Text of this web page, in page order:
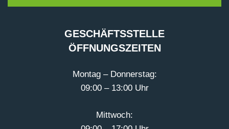
GESCHÄFTSSTELLE
ÖFFNUNGSZEITEN
Montag – Donnerstag:
09:00 – 13:00 Uhr
Mittwoch: